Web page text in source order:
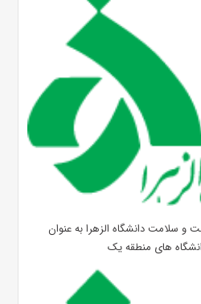
و سلامت دانشگاه الزهرا به عنوان
های منطقه یک